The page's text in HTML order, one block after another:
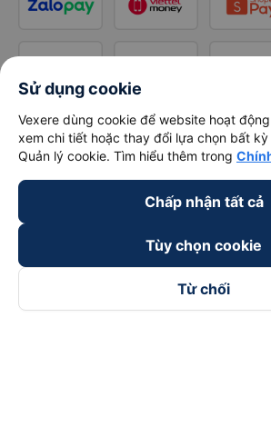
Sử dụng cookie
Vexere dùng cookie để website hoạt
xem chi tiết hoặc thay đổi lựa chọn bất
Quản lý cookie. Tìm hiểu thêm trong
Chấp nhận tất cả
Tùy chọn cookie
Từ chối